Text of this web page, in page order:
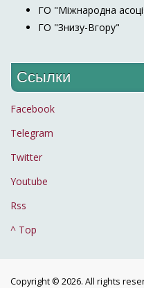
ГО "Міжнародна
ГО "Знизу-Вгору"
Ссылки
Facebook
Telegram
Twitter
Youtube
Rss
^ Top
Copyright © 2026. All rights